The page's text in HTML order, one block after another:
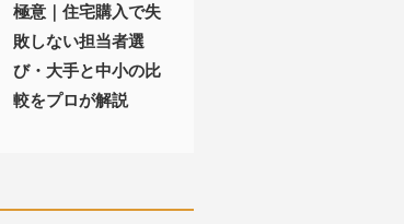
極意｜住宅購入で失
敗しない担当者選
び・大手と中小の比
較をプロが解説